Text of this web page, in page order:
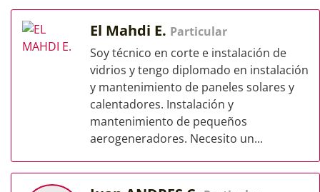
El Mahdi E. Particular
Soy técnico en corte e instalación de
vidrios y tengo diplomado en instalación
y mantenimiento de paneles solares y
calentadores. Instalación y
mantenimiento de pequeños
aerogeneradores. Necesito un...